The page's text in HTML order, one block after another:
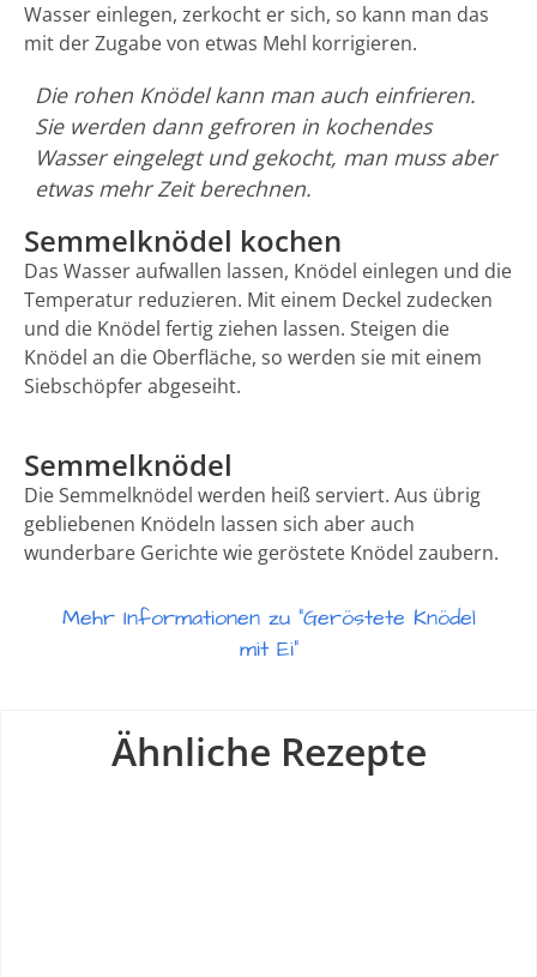
Wasser einlegen, zerkocht er sich, so kann man das
mit der Zugabe von etwas Mehl korrigieren.
Die rohen Knödel kann man auch einfrieren.
Sie werden dann gefroren in kochendes
Wasser eingelegt und gekocht, man muss aber
etwas mehr Zeit berechnen.
Semmelknödel kochen
Das Wasser aufwallen lassen, Knödel einlegen und die
Temperatur reduzieren. Mit einem Deckel zudecken
und die Knödel fertig ziehen lassen. Steigen die
Knödel an die Oberfläche, so werden sie mit einem
Siebschöpfer abgeseiht.
Semmelknödel
Die Semmelknödel werden heiß serviert. Aus übrig
gebliebenen Knödeln lassen sich aber auch
wunderbare Gerichte wie geröstete Knödel zaubern.
Mehr Informationen zu "Geröstete Knödel
mit Ei"
Ähnliche Rezepte